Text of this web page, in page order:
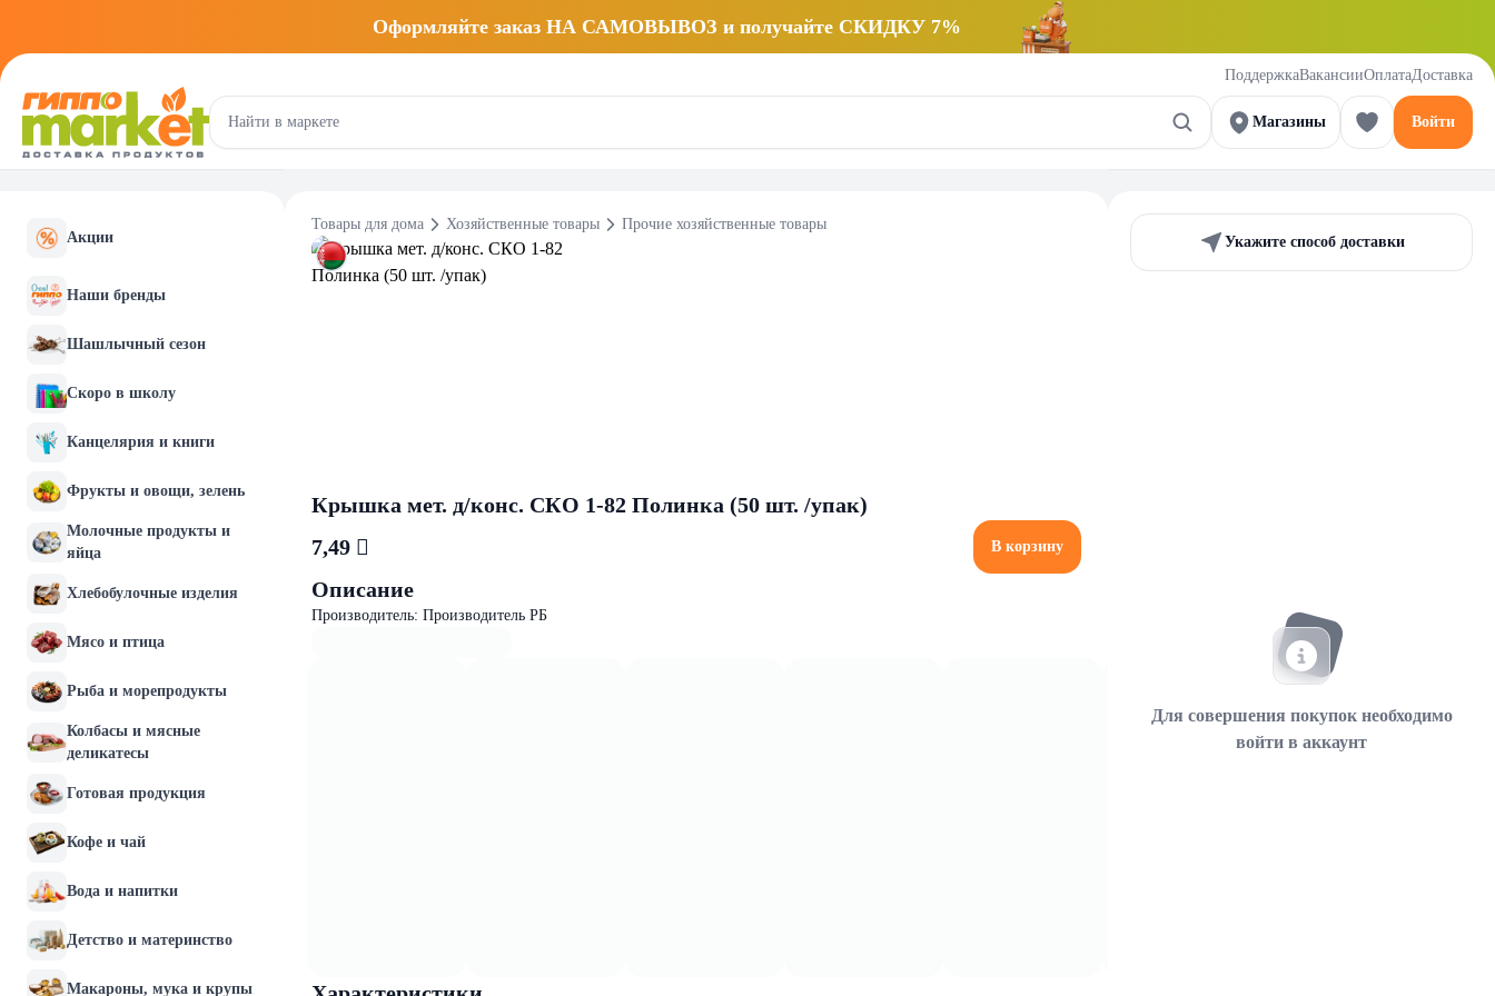
Оформляйте заказ НА САМОВЫВОЗ и получайте СКИДКУ 7%
ПоддержкаВакансииОплатаДоставка
Магазины Войти
Акции
Наши бренды
Шашлычный сезон
Скоро в школу
Канцелярия и книги
Фрукты и овощи, зелень
Молочные продукты и
яйца
Хлебобулочные изделия
Мясо и птица
Рыба и морепродукты
Колбасы и мясные
деликатесы
Готовая продукция
Кофе и чай
Вода и напитки
Детство и материнство
Макароны, мука и крупы
Товары для дома Хозяйственные товары Прочие хозяйственные товары
Крышка мет. д/конс. СКО 1-82 Полинка (50 шт. /упак)
7,49 
В корзину
Описание
Производитель: Производитель РБ
Укажите способ доставки
Для совершения покупок необходимо
войти в аккаунт